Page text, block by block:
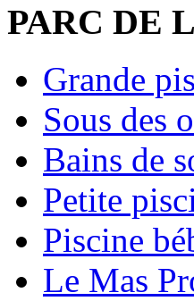
PARC DE
Grande
Sous des
Bains de
Petite
Piscine
Le Mas